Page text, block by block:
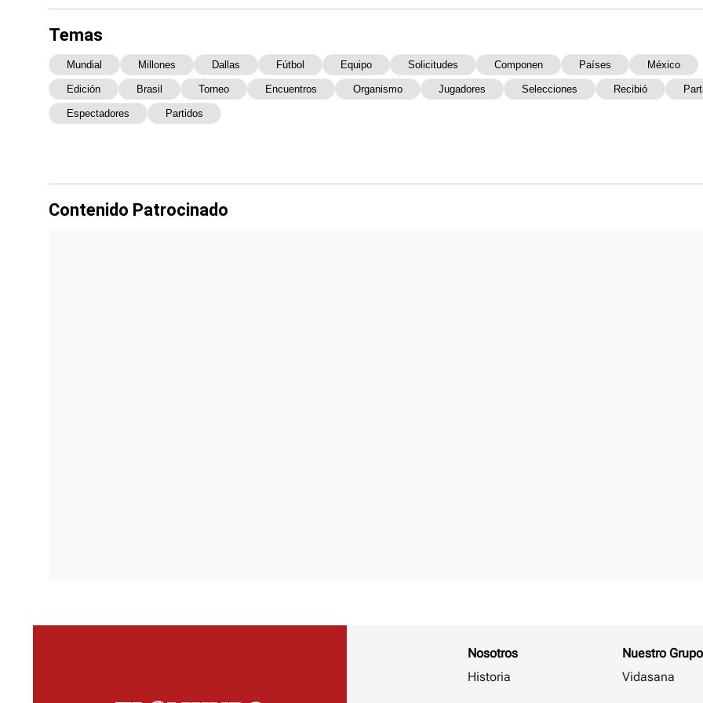
Temas
Mundial Millones Dallas Fútbol Equipo Solicitudes Componen Países México
Edición Brasil Torneo Encuentros Organismo Jugadores Selecciones Recibió
Espectadores Partidos
Contenido Patrocinado
Nosotros
Historia
Nuestro Grupo
Vidasana